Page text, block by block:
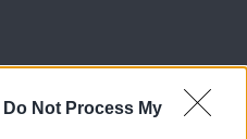
Do Not Process My